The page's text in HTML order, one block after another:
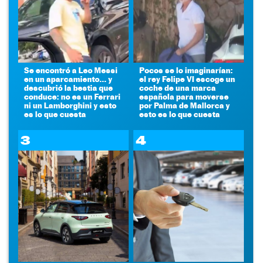
Se encontró a Leo Messi
en un aparcamiento... y
descubrió la bestia que
conduce: no es un Ferrari
ni un Lamborghini y esto
es lo que cuesta
Pocos se lo imaginarían:
el rey Felipe VI escoge un
coche de una marca
española para moverse
por Palma de Mallorca y
esto es lo que cuesta
3 4